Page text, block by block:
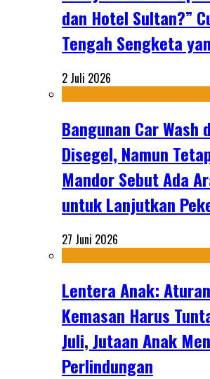
dan Hotel Sultan?”
Tengah Sengketa
2 Juli 2026
Bangunan Car Wash
Disegel, Namun
Mandor Sebut Ada
untuk Lanjutkan
27 Juni 2026
Lentera Anak:
Kemasan Harus
Juli, Jutaan Anak
Perlindungan